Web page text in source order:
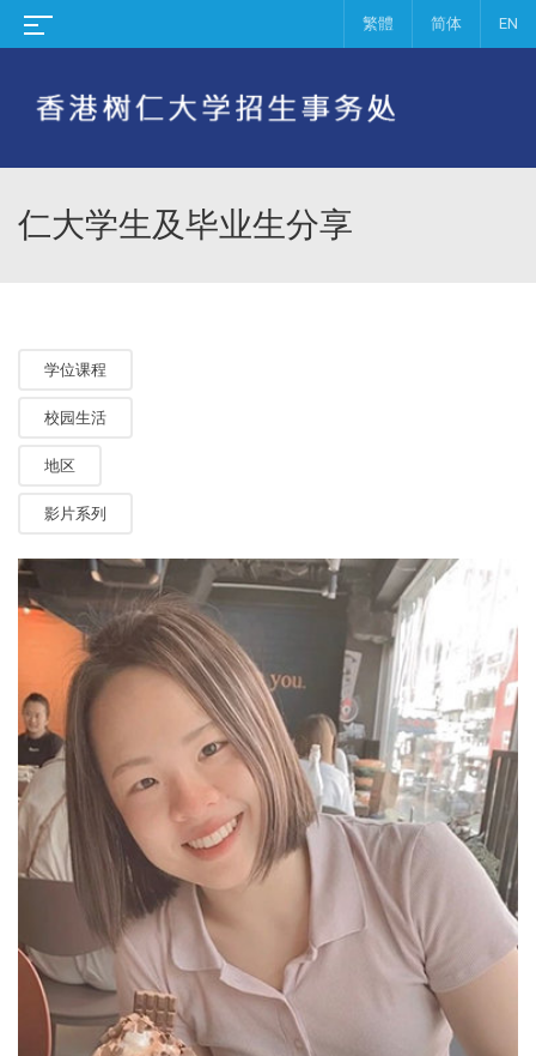
繁體 简体 EN
仁大学生及毕业生分享
学位课程
校园生活
地区
影片系列